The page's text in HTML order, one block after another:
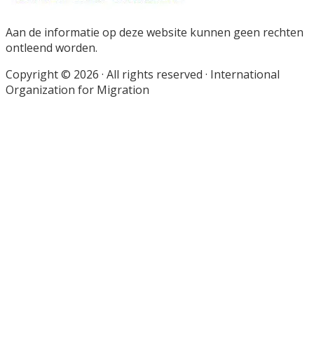
Aan de informatie op deze website kunnen geen rechten
ontleend worden.
Copyright © 2026 · All rights reserved · International
Organization for Migration